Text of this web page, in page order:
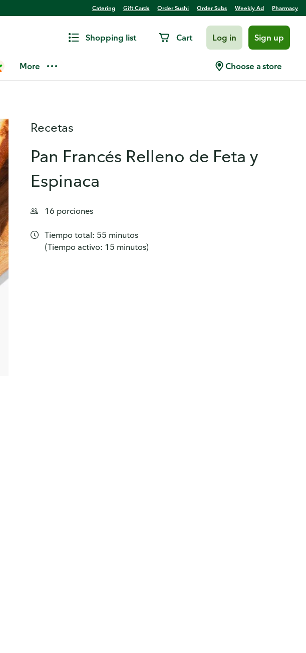
Catering Gift Cards Order Sushi Order Subs Weekly Ad Pharmacy
Shopping list Cart Log in Sign up
More Choose a store
Recetas
Pan Francés Relleno de Feta y
Espinaca
16 porciones
Tiempo total: 55 minutos
(Tiempo activo: 15 minutos)